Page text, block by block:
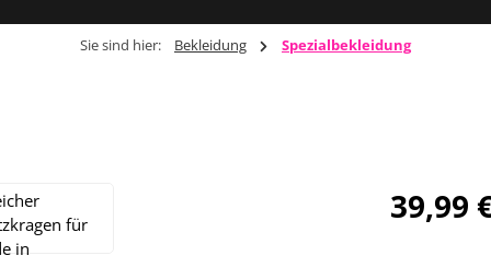
Sie sind hier: Bekleidung Spezialbekleidung
Regulärer
39,99